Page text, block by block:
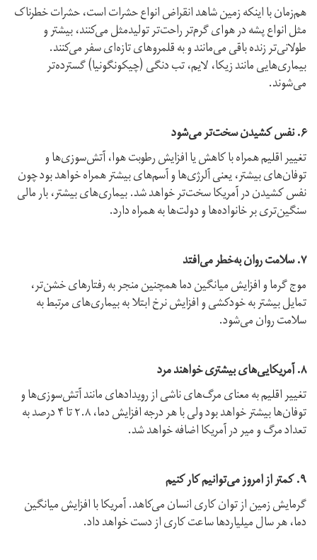
هم‌زمان با اینکه زمین شاهد انقراض انواع حشرات است، حشرات خطرناک
مثل انواع پشه در هوای گرم‌تر راحت‌تر تولیدمثل می‌کنند، بیشتر و
طولانی‌تر زنده باقی می‌مانند و به قلمروهای تازه‌ای سفر می‌کنند.
بیماری‌هایی مانند زیکا، لایم، تب دنگی (چیکونگونیا) گسترده‌تر
می‌شوند.
۶. نفس کشیدن سخت‌تر می‌شود
تغییر اقلیم همراه با کاهش یا افزایش رطوبت هوا، آتش‌سوزی‌ها و
توفان‌های بیشتر، یعنی آلرژی‌ها و آسم‌های بیشتر همراه خواهد بود چون
نفس‌ کشیدن در آمریکا سخت‌تر خواهد شد. بیماری‌های بیشتر، بار مالی
سنگین‌تری بر خانواده‌ها و دولت‌ها به همراه دارد.
۷. سلامت روان به‌خطر می‌افتد
موج‌ گرما و افزایش میانگین دما همچنین منجر به رفتارهای خشن‌تر،
تمایل بیشتر به خودکشی و افزایش نرخ ابتلا به بیماری‌های مرتبط به
سلامت روان می‌شود.
۸. آمریکایی‌های بیشتری خواهند مرد
تغییر اقلیم به معنای مرگ‌‌های ناشی از رویدادهای مانند آتش‌سوزی‌ها و
توفان‌ها بیشتر خواهد بود ولی با هر درجه افزایش دما، ۲.۸ تا ۴ درصد به
تعداد مرگ و میر در آمریکا اضافه خواهد شد.
۹. کمتر از امروز می‌توانیم کار کنیم
گرمایش زمین از توان کاری انسان می‌کاهد. آمریکا با افزایش میانگین
دما، هر سال میلیاردها ساعت کاری از دست خواهد داد.